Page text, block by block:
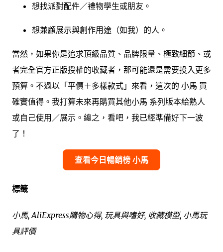
想找派對配件／禮物學生或朋友。
想兼顧展示與創作用途（如我）的人。
當然，如果你是追求頂級品質、品牌限量、極致細節、或
者完全官方正版授權的收藏者，那可能還是需要投入更多
預算。不過以「平價＋多樣款式」來看，這次的 小馬 買
確實值得。我打算未來再購買其他小馬 系列版本給熟人
或自己使用／展示。總之，看吧，我已經準備好下一波
了！
查看今日暢銷榜 小馬
標籤
小馬, AliExpress購物心得, 玩具與嗜好, 收藏模型, 小馬玩
具評價